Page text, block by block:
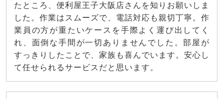
たところ、便利屋王子大阪店さんを知りお願いしま
した。作業はスムーズで、電話対応も親切丁寧。作
業員の方が重たいケースを手際よく運び出してく
れ、面倒な手間が一切ありませんでした。部屋が
すっきりしたことで、家族も喜んでいます。安心し
て任せられるサービスだと思います。